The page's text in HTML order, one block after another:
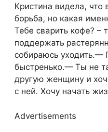
Кристина видела, что
борьба, но какая
Тебе сварить кофе? –
поддержать
собираюсь уходить.—
быстренько.— Ты не
другую женщину и
с ней. Хочу начать
Advertisements